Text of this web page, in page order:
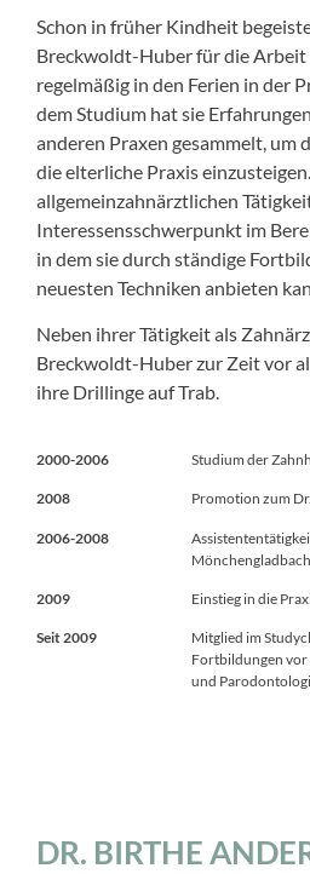
Schon in früher Kindheit
Breckwoldt-Huber für die
regelmäßig in den Ferien in der
dem Studium hat sie
anderen Praxen gesammelt, um
die elterliche Praxis
allgemeinzahnärztlichen
Interessensschwerpunkt im
in dem sie durch ständige
neuesten Techniken anbieten
Neben ihrer Tätigkeit als
Breckwoldt-Huber zur Zeit vor
ihre Drillinge auf Trab.
2000-2006
2008
2006-2008
2009
Seit 2009
Studium der
Promotion zum
Mönchengladbach
Einstieg in die
Mitglied im
Fortbildungen vor
und
DR. BIRTHE